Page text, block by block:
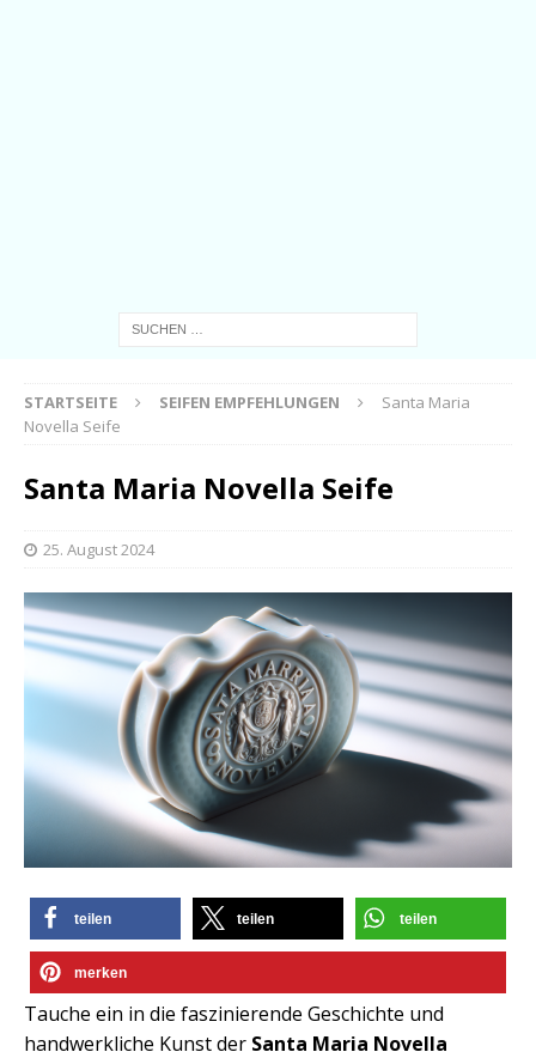
STARTSEITE SEIFEN EMPFEHLUNGEN
Santa Maria
Novella Seife
Santa Maria Novella Seife
25. August 2024
teilen teilen teilen
merken
Tauche ein in die faszinierende Geschichte und
handwerkliche Kunst der Santa Maria Novella